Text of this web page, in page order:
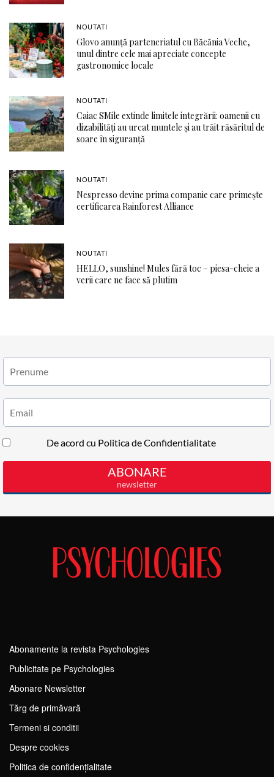
NOUTATI
Glovo anunță parteneriatul cu Băcănia Veche,
unul dintre cele mai apreciate concepte
gastronomice locale
NOUTATI
Caiac SMile extinde limitele integrării: oamenii cu
dizabilități au urcat muntele și au trăit răsăritul de
soare în siguranță
NOUTATI
Nespresso devine prima companie care primește
certificarea Rainforest Alliance
NOUTATI
HELLO, sunshine! Mules fără toc – piesa-cheie a
verii care ne face să plutim
Abonamente la revista Psychologies
Publicitate pe Psychologies
Abonare Newsletter
Tărg de primăvară
Termeni si conditii
Despre cookies
Politica de confidențialitate